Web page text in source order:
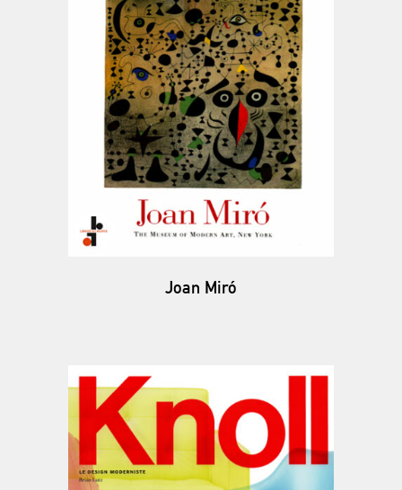
Joan Miró